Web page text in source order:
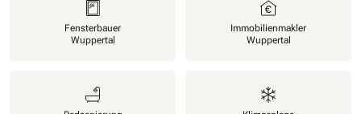
Fensterbauer
Wuppertal
Immobilienmakler
Wuppertal